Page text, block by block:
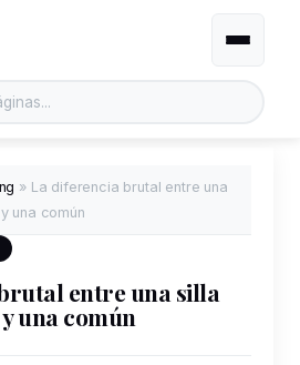
Alternar
» La diferencia brutal entre una
una común
entre una silla
una común